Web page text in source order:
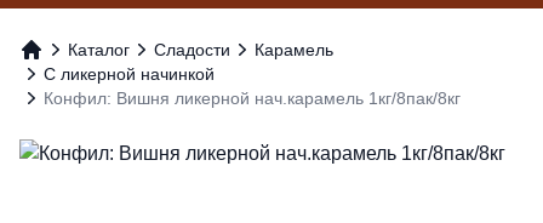
Главная
Каталог Сладости
Карамель
С ликерной начинкой
Конфил: Вишня ликерной нач.карамель 1кг/8пак/8кг